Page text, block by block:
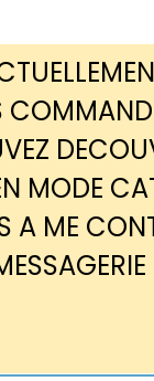
MODE
A ME